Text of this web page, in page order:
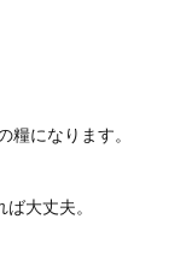
糧になります。
大丈夫。